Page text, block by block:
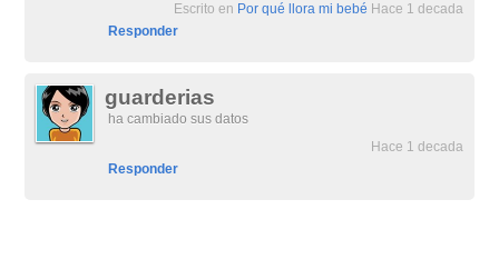
Escrito en Por qué llora mi bebé Hace 1 decada
Responder
guarderias
ha cambiado sus datos
Hace 1 decada
Responder